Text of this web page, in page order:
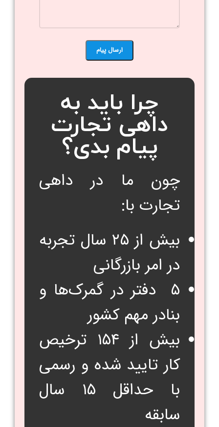
چرا باید به
داهی تجارت
پیام بدی؟
چون ما در داهی
تجارت با:
بیش از ۲۵ سال تجربه
در امر بازرگانی
۵ دفتر در گمرک‌ها و
بنادر مهم کشور
بیش از ۱۵۴ ترخیص
کار تایید شده و رسمی
با حداقل ۱۵ سال
سابقه